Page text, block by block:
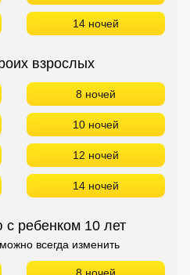
14 ночей
взрослых
8 ночей
10 ночей
12 ночей
14 ночей
ребенком 10 лет
всегда изменить